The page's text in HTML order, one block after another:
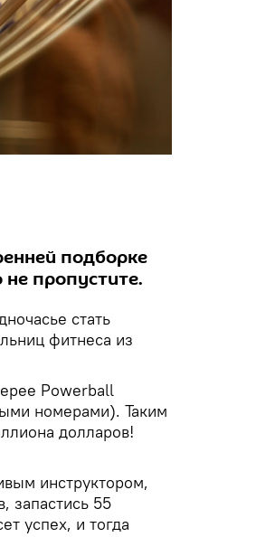
подборке
пропустите.
стать
фитнеса из
Powerball
номерами). Таким
долларов!
инструктором,
запастись 55
успех, и тогда